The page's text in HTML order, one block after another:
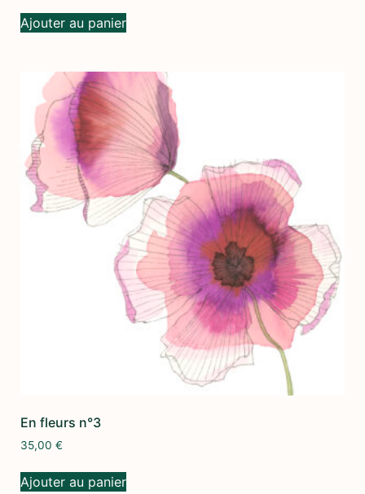
Ajouter au panier
En fleurs n°3
35,00 €
Ajouter au panier